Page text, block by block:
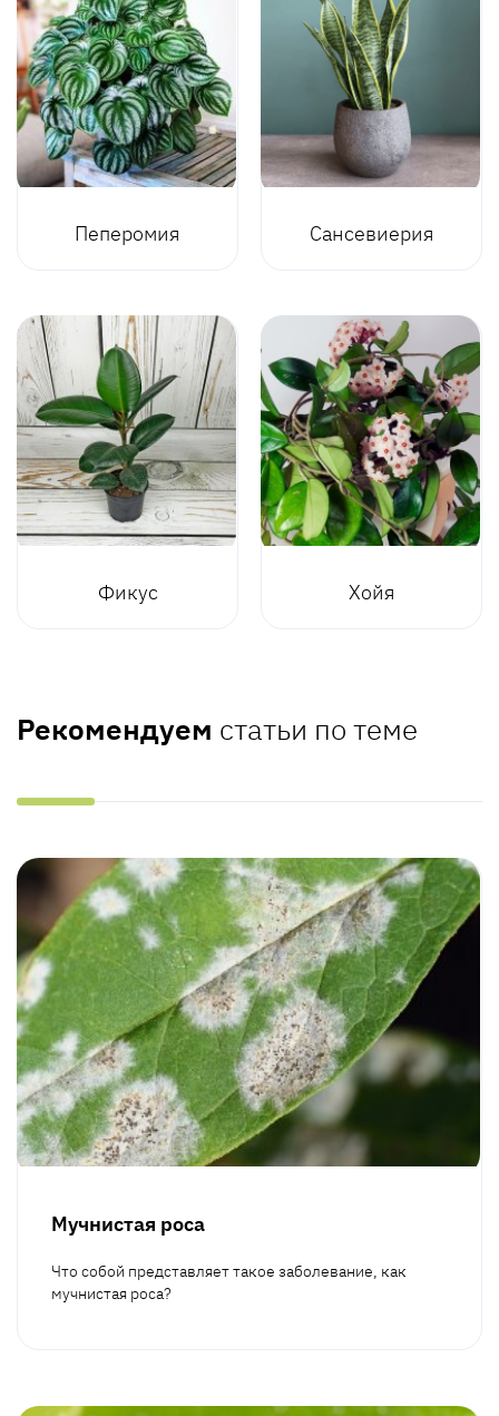
Пеперомия Сансевиерия
Фикус Хойя
Рекомендуем статьи по теме
Мучнистая роса
Что собой представляет такое заболевание, как
мучнистая роса?